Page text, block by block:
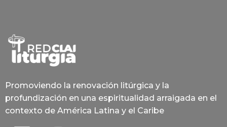
Promoviendo la renovación litúrgica y la
profundización en una espiritualidad arraigada en el
contexto de América Latina y el Caribe